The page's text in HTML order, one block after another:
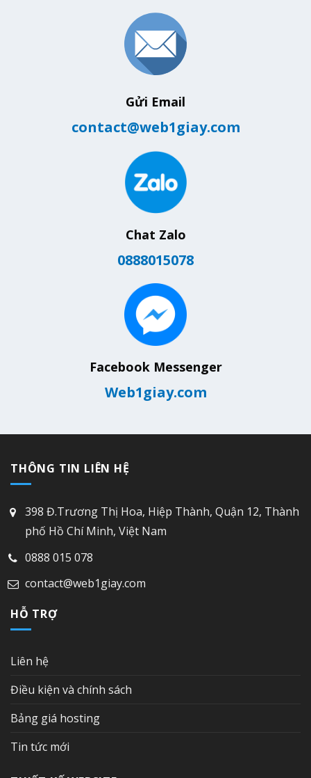
Gửi Email
contact@web1giay.com
Chat Zalo
0888015078
Facebook Messenger
Web1giay.com
THÔNG TIN LIÊN HỆ
398 Đ.Trương Thị Hoa, Hiệp Thành, Quận 12, Thành
phố Hồ Chí Minh, Việt Nam
0888 015 078
contact@web1giay.com
HỖ TRỢ
Liên hệ
Điều kiện và chính sách
Bảng giá hosting
Tin tức mới